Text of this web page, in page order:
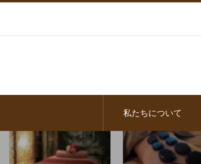
私たちについて